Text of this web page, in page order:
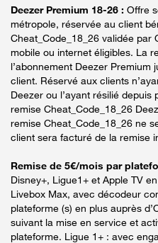
Deezer Premium 18-26 : Offre
métropole, réservée au client
Cheat_Code_18_26 validée par
mobile ou internet éligibles. La
l’abonnement Deezer Premium
client. Réservé aux clients
Deezer ou l’ayant résilié
remise Cheat_Code_18_26
remise Cheat_Code_18_26 ne
client sera facturé de la remise
Remise de 5€/mois par
Disney+, Ligue1+ et Apple TV
Livebox Max, avec décodeur
plateforme (s) en plus auprès
suivant la mise en service et
plateforme. Ligue 1+ : avec